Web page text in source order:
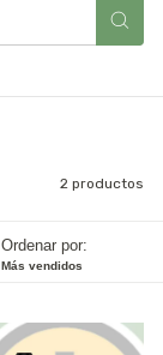
2 productos
Ordenar por:
Más vendidos